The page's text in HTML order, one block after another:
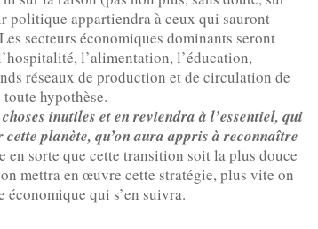
politique appartiendra à ceux qui sauront
secteurs économiques dominants seront
l’alimentation, l’éducation,
réseaux de production et de circulation de
hypothèse.
inutiles et en reviendra à l’essentiel, qui
planète, qu’on aura appris à reconnaître
en sorte que cette transition soit la plus douce
mettra en œuvre cette stratégie, plus vite on
qui s’en suivra.